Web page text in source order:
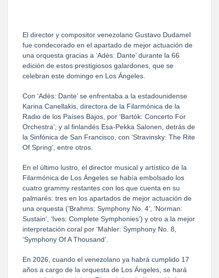
El director y compositor venezolano Gustavo Dudamel
fue condecorado en el apartado de mejor actuación de
una orquesta gracias a ‘Adès: Dante’ durante la 66
edición de estos prestigiosos galardones, que se
celebran este domingo en Los Ángeles.
Con ‘Adès: Dante’ se enfrentaba a la estadounidense
Karina Canellakis, directora de la Filarmónica de la
Radio de los Países Bajos, por ‘Bartók: Concerto For
Orchestra’; y al finlandés Esa-Pekka Salonen, detrás de
la Sinfónica de San Francisco, con ‘Stravinsky: The Rite
Of Spring’, entre otros.
En el último lustro, el director musical y artístico de la
Filarmónica de Los Ángeles se había embolsado los
cuatro grammy restantes con los que cuenta en su
palmarés: tres en los apartados de mejor actuación de
una orquesta (‘Brahms: Symphony No. 4’, ‘Norman:
Sustain’, ‘Ives: Complete Symphonies’) y otro a la mejor
interpretación coral por ‘Mahler: Symphony No. 8,
‘Symphony Of A Thousand’.
En 2026, cuando el venezolano ya habrá cumplido 17
años a cargo de la orquesta de Los Ángeles, se hará